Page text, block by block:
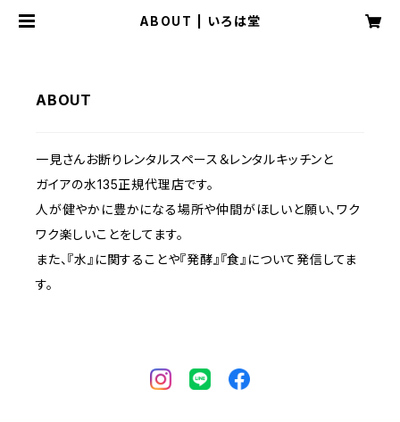
ABOUT | いろは堂
ABOUT
一見さんお断りレンタルスペース＆レンタルキッチンと
ガイアの水135正規代理店です。
人が健やかに豊かになる場所や仲間がほしいと願い、ワク
ワク楽しいことをしてます。
また、『水』に関することや『発酵』『食』について発信してま
す。